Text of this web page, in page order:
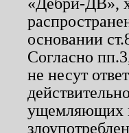
основании
Согласно
не несут
ущемляющих